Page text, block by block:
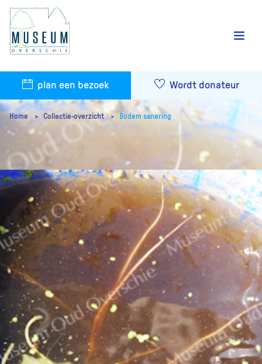
plan een bezoek Wordt donateur
Home Collectie-overzicht Bodem sanering